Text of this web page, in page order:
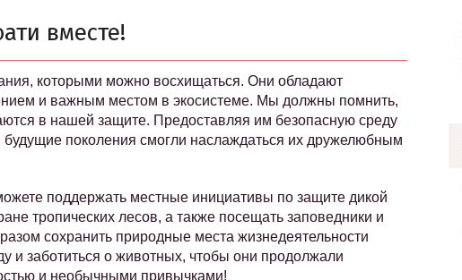
вместе!
которыми можно восхищаться. Они обладают
и важным местом в экосистеме. Мы должны помнить,
в нашей защите. Предоставляя им безопасную среду
поколения смогли наслаждаться их дружелюбным
поддержать местные инициативы по защите дикой
тропических лесов, а также посещать заповедники и
сохранить природные места жизнедеятельности
и заботиться о животных, чтобы они продолжали
и необычными привычками!